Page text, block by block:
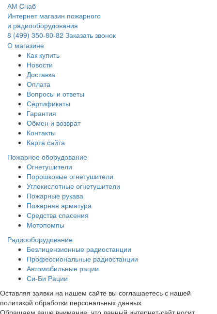
АМ Снаб
Интернет магазин пожарного
и радиооборудования
8 (499) 350-80-82 Заказать звонок
О магазине
Как купить
Новости
Доставка
Оплата
Вопросы и ответы
Сертификаты
Гарантия
Обмен и возврат
Контакты
Карта сайта
Пожарное оборудование
Огнетушители
Порошковые огнетушители
Углекислотные огнетушители
Пожарные рукава
Пожарная арматура
Средства спасения
Мотопомпы
Радиооборудование
Безлицензионные радиостанции
Профессиональные радиостанции
Автомобильные рации
Си-Би Рации
Оставляя заявки на нашем сайте вы соглашаетесь с нашей
политикой обработки персональных данных
Обращаем ваше внимание, что данный интернет-сайт носит